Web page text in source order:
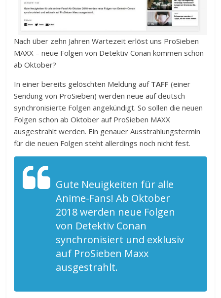
Nach über zehn Jahren Wartezeit erlöst uns ProSieben
MAXX – neue Folgen von Detektiv Conan kommen schon
ab Oktober?
In einer bereits gelöschten Meldung auf TAFF (einer
Sendung von ProSieben) werden neue auf deutsch
synchronisierte Folgen angekündigt. So sollen die neuen
Folgen schon ab Oktober auf ProSieben MAXX
ausgestrahlt werden. Ein genauer Ausstrahlungstermin
für die neuen Folgen steht allerdings noch nicht fest.
Gute Neuigkeiten für alle
Anime-Fans! Ab Oktober
2018 werden neue Folgen
von Detektiv Conan
synchronisiert und exklusiv
auf ProSieben Maxx
ausgestrahlt.